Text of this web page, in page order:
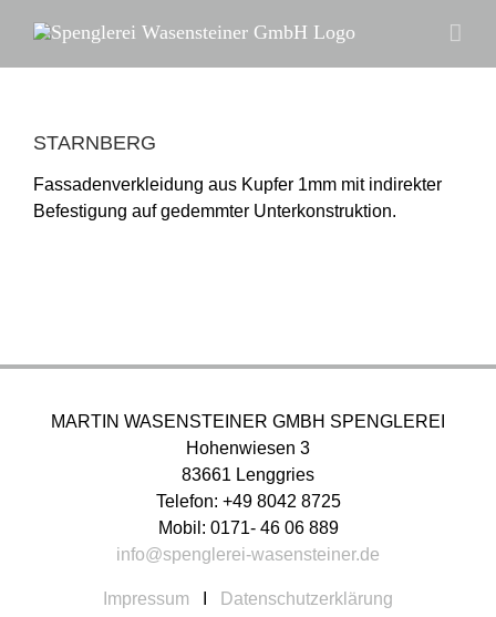
Inhalt
springen
STARNBERG
Fassadenverkleidung aus Kupfer 1mm mit indirekter
Befestigung auf gedemmter Unterkonstruktion.
MARTIN WASENSTEINER GMBH SPENGLEREI
Hohenwiesen 3
83661 Lenggries
Telefon: +49 8042 8725
Mobil: 0171- 46 06 889
info@spenglerei-wasensteiner.de
Impressum Datenschutzerklärung